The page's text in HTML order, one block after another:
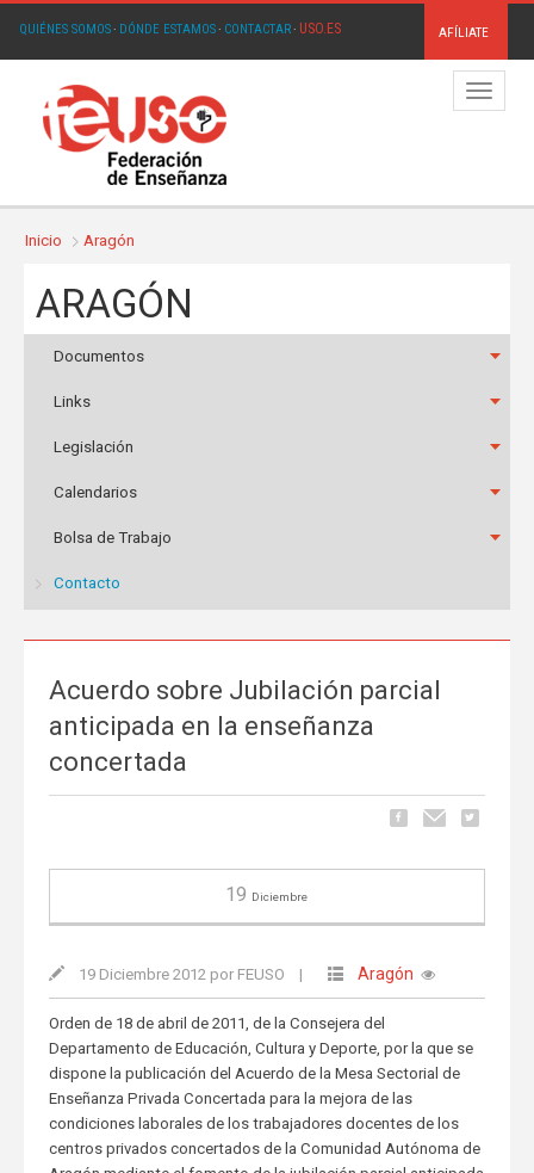
QUIÉNES SOMOS· DÓNDE ESTAMOS· CONTACTAR· USO.ES AFÍLIATE
Menú
Inicio Aragón
ARAGÓN
Documentos
Links
Legislación
Calendarios
Bolsa de Trabajo
Contacto
Acuerdo sobre Jubilación parcial
anticipada en la enseñanza
concertada
19 Diciembre
19 Diciembre 2012 por FEUSO | Aragón
Orden de 18 de abril de 2011, de la Consejera del
Departamento de Educación, Cultura y Deporte, por la que se
dispone la publicación del Acuerdo de la Mesa Sectorial de
Enseñanza Privada Concertada para la mejora de las
condiciones laborales de los trabajadores docentes de los
centros privados concertados de la Comunidad Autónoma de